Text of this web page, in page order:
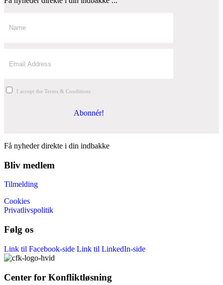
I accept the Terms & Conditions
Abonnér!
Få nyheder direkte i din indbakke
Bliv medlem
Tilmelding
Cookies
Privatlivspolitik
Følg os
Link til Facebook-side Link til LinkedIn-side
Center for Konfliktløsning